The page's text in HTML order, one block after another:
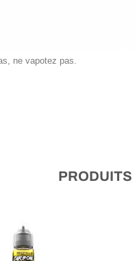
ne vapotez pas.